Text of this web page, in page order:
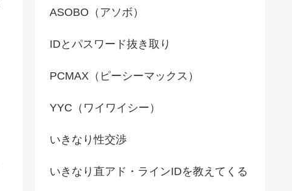
ASOBO（アソボ）
IDとパスワード抜き取り
PCMAX（ピーシーマックス）
YYC（ワイワイシー）
いきなり性交渉
いきなり直アド・ラインIDを教えてくる